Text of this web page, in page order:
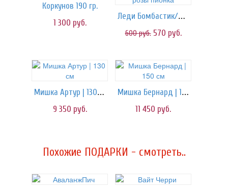
Коркунов 190 гр.
1 300 руб.
Леди Бомбастик/розы пионка
600руб. 570 руб.
Мишка Артур | 130 см
9 350 руб.
Мишка Бернард | 150 см
11 450 руб.
Похожие ПОДАРКИ - смотреть..